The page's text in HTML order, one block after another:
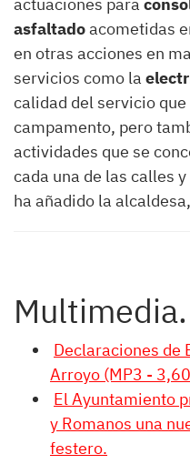
asfaltadoacometidas
en otras acciones en
servicios como la
calidad del servicio
campamento, pero
actividades que se
cada una de las calles
ha añadido la
Multimedia.
Declaraciones de
Arroyo (MP3 -
El Ayuntamiento
y Romanos una
festero.